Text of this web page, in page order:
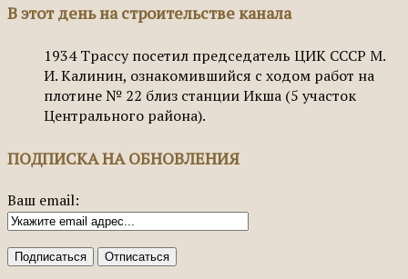
В этот день на строительстве канала
1934 Трассу посетил председатель ЦИК СССР М.
И. Калинин, ознакомившийся с ходом работ на
плотине № 22 близ станции Икша (5 участок
Центрального района).
ПОДПИСКА НА ОБНОВЛЕНИЯ
Ваш email: